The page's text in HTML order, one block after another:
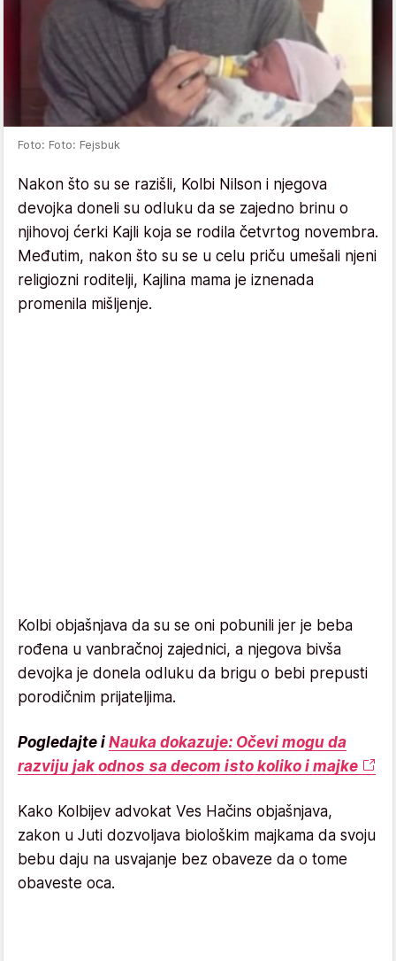
Foto: Foto: Fejsbuk
Nakon što su se razišli, Kolbi Nilson i njegova
devojka doneli su odluku da se zajedno brinu o
njihovoj ćerki Kajli koja se rodila četvrtog novembra.
Međutim, nakon što su se u celu priču umešali njeni
religiozni roditelji, Kajlina mama je iznenada
promenila mišljenje.
Kolbi objašnjava da su se oni pobunili jer je beba
rođena u vanbračnoj zajednici, a njegova bivša
devojka je donela odluku da brigu o bebi prepusti
porodičnim prijateljima.
Pogledajte i Nauka dokazuje: Očevi mogu da
razviju jak odnos sa decom isto koliko i majke
Kako Kolbijev advokat Ves Hačins objašnjava,
zakon u Juti dozvoljava biološkim majkama da svoju
bebu daju na usvajanje bez obaveze da o tome
obaveste oca.